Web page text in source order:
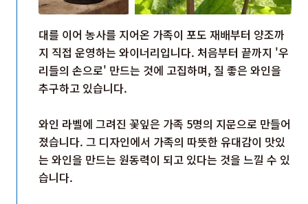
대를 이어 농사를 지어온 가족이 포도 재배부터 양조까
지 직접 운영하는 와이너리입니다. 처음부터 끝까지 '우
리들의 손으로' 만드는 것에 고집하며, 질 좋은 와인을
추구하고 있습니다.
와인 라벨에 그려진 꽃잎은 가족 5명의 지문으로 만들어
졌습니다. 그 디자인에서 가족의 따뜻한 유대감이 맛있
는 와인을 만드는 원동력이 되고 있다는 것을 느낄 수 있
습니다.